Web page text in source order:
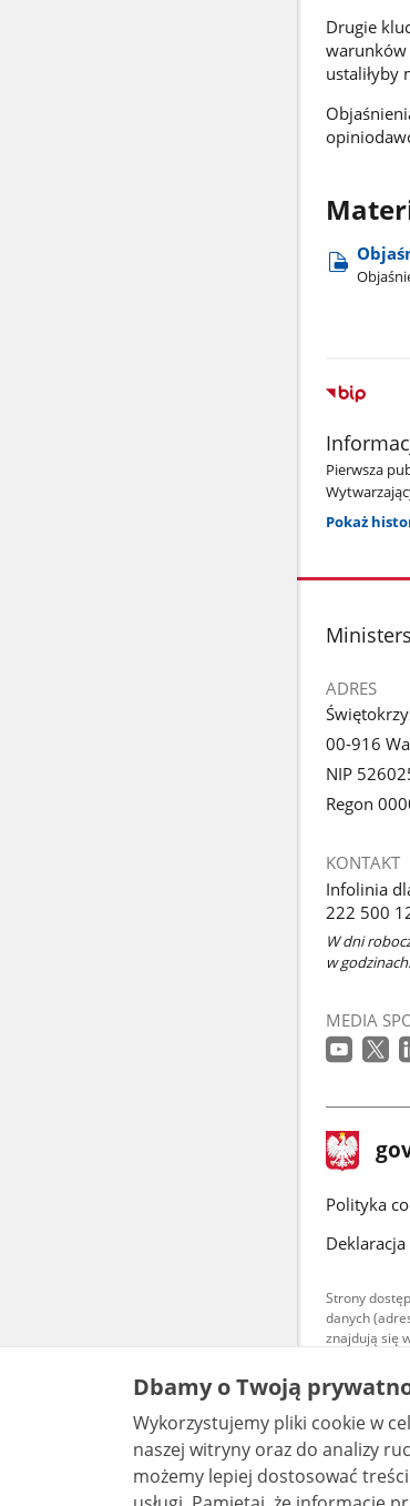
Drugie
warunków
ustaliłyby
Pierwsza
Pokaż
stopka
ADRES
00-916
NIP
Regon
KONTAKT
Infolinia
222 500
W dni
w
MEDIA
stopka
gov.pl
Polityka
Strony
danych
znajdują się
Dbamy o Twoją
Wykorzystujemy pliki cookie w
naszej witryny oraz do analizy ruchu i
możemy lepiej dostosować